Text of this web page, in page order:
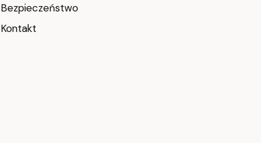
Bezpieczeństwo
Kontakt